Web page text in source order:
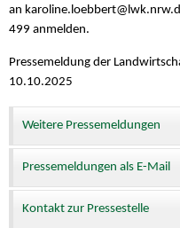
an karoline.loebbert@
499 anmelden.
Pressemeldung der
10.10.2025
Weitere Pressemeldungen
Pressemeldungen als E-Mail
Kontakt zur Pressestelle